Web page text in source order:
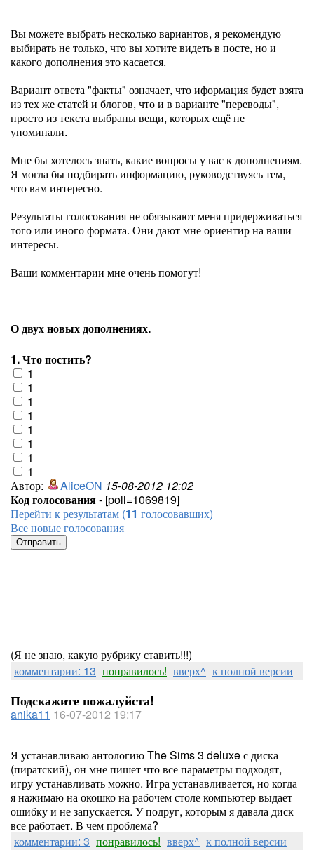
Вы можете выбрать несколько вариантов, я рекомендую
выбирать не только, что вы хотите видеть в посте, но и
какого дополнения это касается.
Вариант ответа "факты" означает, что иформация будет взята
из тех же статей и блогов, что и в варианте "переводы",
просто из текста выбраны вещи, которых ещё не
упоминали.
Мне бы хотелось знать, какие вопросы у вас к дополнениям.
Я могла бы подбирать информацию, руководствуясь тем,
что вам интересно.
Результаты голосования не обязывают меня придерживаться
того или иного формата. Они дают мне ориентир на ваши
интересы.
Ваши комментарии мне очень помогут!
О двух новых дополнениях.
1. Что постить?
1
1
1
1
1
1
1
1
Автор:
AliceON 15-08-2012 12:02
Код голосования- [poll=1069819]
Перейти к результатам (11 голосовавших)
Все новые голосования
(Я не знаю, какую рубрику ставить!!!)
комментарии: 13 понравилось! вверх^ к полной версии
Подскажите пожалуйста!
anika11 16-07-2012 19:17
Я устанавливаю антологию The Sims 3 deluxe с диска
(пиратский), он мне пишет что все параметры подходят,
игру устанавливать можно. Игра устанавливается, но когда
я нажимаю на окошко на рабочем столе компьютер выдает
ошибку и не запускается. У подруг, которым я давала диск
все работает. В чем проблема?
комментарии: 3 понравилось! вверх^ к полной версии